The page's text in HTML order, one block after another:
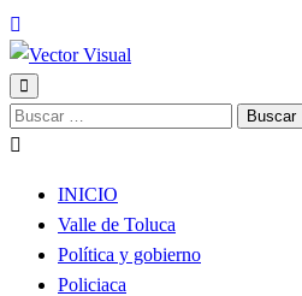
Vector Visual
Noticias y Producción Audiovisual
Buscar:
INICIO
Valle de Toluca
Política y gobierno
Policiaca